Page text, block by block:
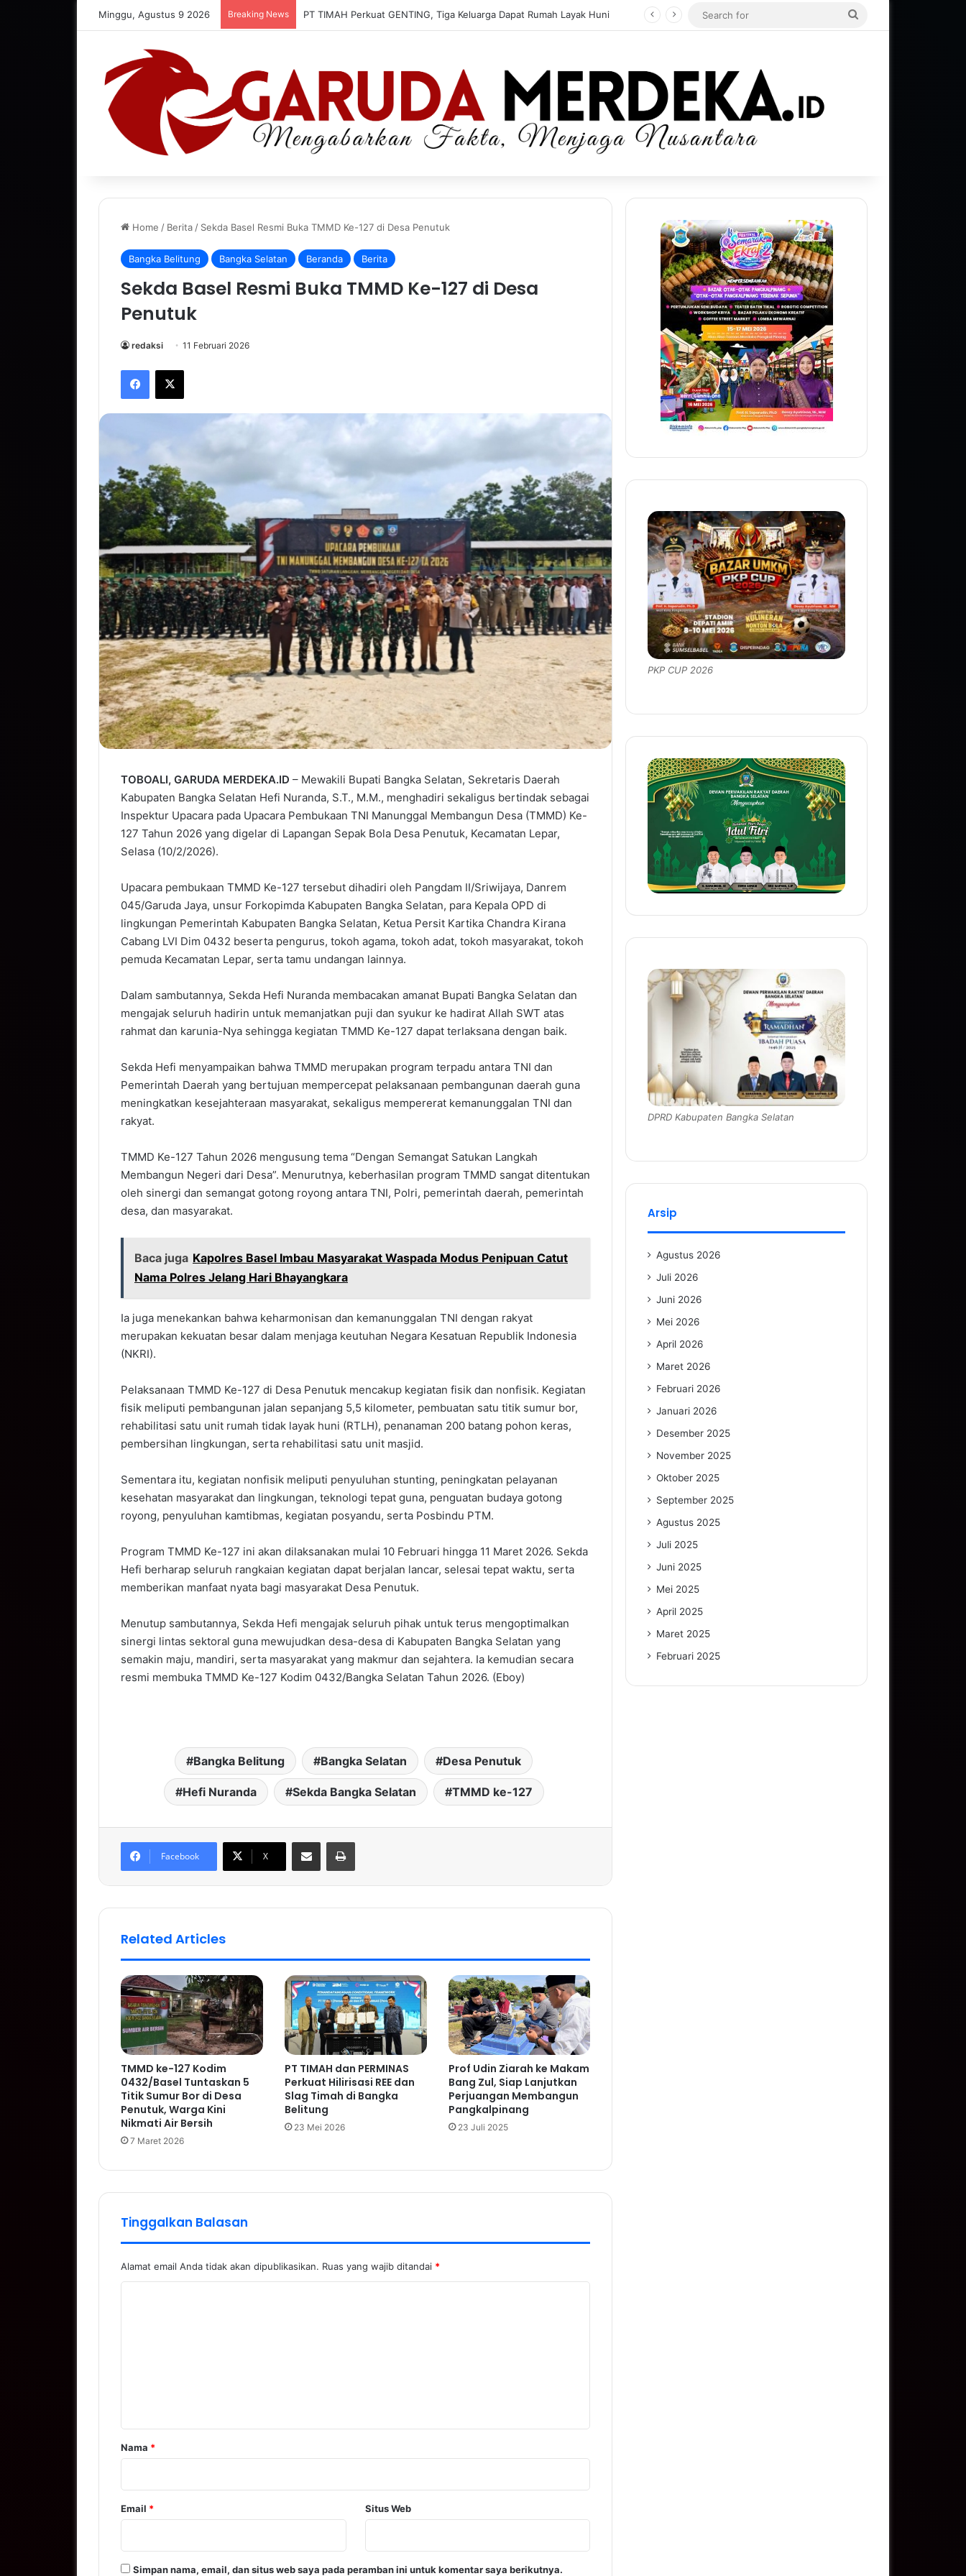
Minggu, Agustus 9 2026 Breaking News PT TIMAH Perkuat GENTING, Tiga Keluarga Dapat Rumah Layak Huni
Home / Berita / Sekda Basel Resmi Buka TMMD Ke-127 di Desa Penutuk
Bangka Belitung Bangka Selatan Beranda Berita
Sekda Basel Resmi Buka TMMD Ke-127 di Desa
Penutuk
redaksi 11 Februari 2026
Facebook
X
TOBOALI, GARUDA MERDEKA.ID – Mewakili Bupati Bangka Selatan, Sekretaris Daerah
Kabupaten Bangka Selatan Hefi Nuranda, S.T., M.M., menghadiri sekaligus bertindak sebagai
Inspektur Upacara pada Upacara Pembukaan TNI Manunggal Membangun Desa (TMMD) Ke-
127 Tahun 2026 yang digelar di Lapangan Sepak Bola Desa Penutuk, Kecamatan Lepar,
Selasa (10/2/2026).
Upacara pembukaan TMMD Ke-127 tersebut dihadiri oleh Pangdam II/Sriwijaya, Danrem
045/Garuda Jaya, unsur Forkopimda Kabupaten Bangka Selatan, para Kepala OPD di
lingkungan Pemerintah Kabupaten Bangka Selatan, Ketua Persit Kartika Chandra Kirana
Cabang LVI Dim 0432 beserta pengurus, tokoh agama, tokoh adat, tokoh masyarakat, tokoh
pemuda Kecamatan Lepar, serta tamu undangan lainnya.
Dalam sambutannya, Sekda Hefi Nuranda membacakan amanat Bupati Bangka Selatan dan
mengajak seluruh hadirin untuk memanjatkan puji dan syukur ke hadirat Allah SWT atas
rahmat dan karunia-Nya sehingga kegiatan TMMD Ke-127 dapat terlaksana dengan baik.
Sekda Hefi menyampaikan bahwa TMMD merupakan program terpadu antara TNI dan
Pemerintah Daerah yang bertujuan mempercepat pelaksanaan pembangunan daerah guna
meningkatkan kesejahteraan masyarakat, sekaligus mempererat kemanunggalan TNI dan
rakyat.
TMMD Ke-127 Tahun 2026 mengusung tema “Dengan Semangat Satukan Langkah
Membangun Negeri dari Desa”. Menurutnya, keberhasilan program TMMD sangat ditentukan
oleh sinergi dan semangat gotong royong antara TNI, Polri, pemerintah daerah, pemerintah
desa, dan masyarakat.
Baca juga Kapolres Basel Imbau Masyarakat Waspada Modus Penipuan Catut
Nama Polres Jelang Hari Bhayangkara
Ia juga menekankan bahwa keharmonisan dan kemanunggalan TNI dengan rakyat
merupakan kekuatan besar dalam menjaga keutuhan Negara Kesatuan Republik Indonesia
(NKRI).
Pelaksanaan TMMD Ke-127 di Desa Penutuk mencakup kegiatan fisik dan nonfisik. Kegiatan
fisik meliputi pembangunan jalan sepanjang 5,5 kilometer, pembuatan satu titik sumur bor,
rehabilitasi satu unit rumah tidak layak huni (RTLH), penanaman 200 batang pohon keras,
pembersihan lingkungan, serta rehabilitasi satu unit masjid.
Sementara itu, kegiatan nonfisik meliputi penyuluhan stunting, peningkatan pelayanan
kesehatan masyarakat dan lingkungan, teknologi tepat guna, penguatan budaya gotong
royong, penyuluhan kamtibmas, kegiatan posyandu, serta Posbindu PTM.
Program TMMD Ke-127 ini akan dilaksanakan mulai 10 Februari hingga 11 Maret 2026. Sekda
Hefi berharap seluruh rangkaian kegiatan dapat berjalan lancar, selesai tepat waktu, serta
memberikan manfaat nyata bagi masyarakat Desa Penutuk.
Menutup sambutannya, Sekda Hefi mengajak seluruh pihak untuk terus mengoptimalkan
sinergi lintas sektoral guna mewujudkan desa-desa di Kabupaten Bangka Selatan yang
semakin maju, mandiri, serta masyarakat yang makmur dan sejahtera. Ia kemudian secara
resmi membuka TMMD Ke-127 Kodim 0432/Bangka Selatan Tahun 2026. (Eboy)
Bangka Belitung Bangka Selatan Desa Penutuk
Hefi Nuranda Sekda Bangka Selatan TMMD ke-127
Facebook X
Share via Email Print
Related Articles
TMMD ke-127 Kodim
0432/Basel Tuntaskan 5
Titik Sumur Bor di Desa
Penutuk, Warga Kini
Nikmati Air Bersih
7 Maret 2026
PT TIMAH dan PERMINAS
Perkuat Hilirisasi REE dan
Slag Timah di Bangka
Belitung
23 Mei 2026
Prof Udin Ziarah ke Makam
Bang Zul, Siap Lanjutkan
Perjuangan Membangun
Pangkalpinang
23 Juli 2025
Tinggalkan Balasan
Alamat email Anda tidak akan dipublikasikan. Ruas yang wajib ditandai *
r
Nama *
Email * Situs Web
Simpan nama, email, dan situs web saya pada peramban ini untuk komentar saya berikutnya.
PKP CUP 2026
DPRD Kabupaten Bangka Selatan
Arsip
Agustus 2026
Juli 2026
Juni 2026
Mei 2026
April 2026
Maret 2026
Februari 2026
Januari 2026
Desember 2025
November 2025
Oktober 2025
September 2025
Agustus 2025
Juli 2025
Juni 2025
Mei 2025
April 2025
Maret 2025
Februari 2025